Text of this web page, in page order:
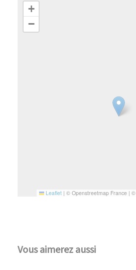
+
−
Leaflet | © Openstreetmap France | ©
Vous aimerez aussi